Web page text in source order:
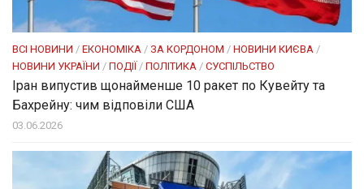
ВСІ НОВИНИ / ЕКОНОМІКА / ЗА КОРДОНОМ / НОВИНИ КИЄВА /
НОВИНИ УКРАЇНИ / ПОДІЇ / ПОЛІТИКА / СУСПІЛЬСТВО
Іран випустив щонайменше 10 ракет по Кувейту та
Бахрейну: чим відповіли США
03.06.2026